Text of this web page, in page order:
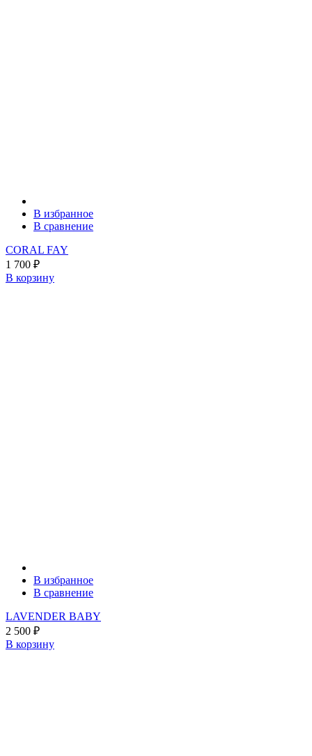
В избранное
В сравнение
CORAL FAY
1 700 ₽
В корзину
В избранное
В сравнение
LAVENDER BABY
2 500 ₽
В корзину